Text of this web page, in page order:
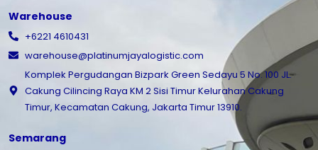
Warehouse
+6221 4610431
warehouse@platinumjayalogistic.com
Komplek Pergudangan Bizpark Green Sedayu 5 No. 100 JL.
Cakung Cilincing Raya KM 2 Sisi Timur Kelurahan Cakung
Timur, Kecamatan Cakung, Jakarta Timur 13910.
Semarang